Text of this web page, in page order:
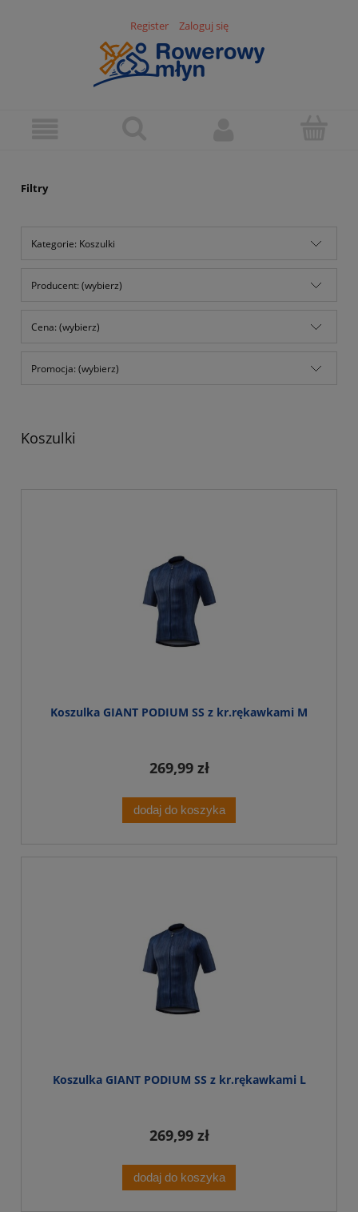
Register Zaloguj się
Filtry
Kategorie: Koszulki
Producent: (wybierz)
Cena: (wybierz)
Promocja: (wybierz)
Koszulki
Koszulka GIANT PODIUM SS z kr.rękawkami M
269,99 zł
dodaj do koszyka
Koszulka GIANT PODIUM SS z kr.rękawkami L
269,99 zł
dodaj do koszyka